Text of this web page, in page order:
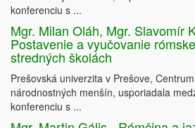
konferenciu s ...
Mgr. Milan Oláh, Mgr. Slavomír
Postavenie a vyučovanie
stredných školách
Prešovská univerzita v Prešove,
národnostných menšín, usporiadala
konferenciu s ...